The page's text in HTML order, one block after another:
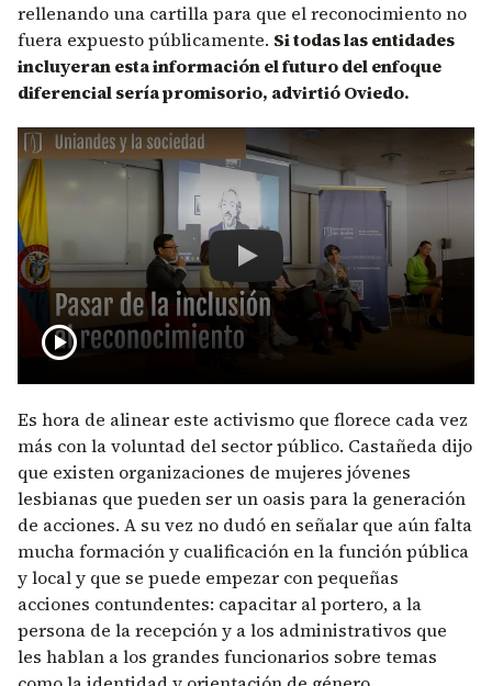
rellenando una cartilla para que el reconocimiento no
fuera expuesto públicamente. Si todas las entidades
incluyeran esta información el futuro del enfoque
diferencial sería promisorio, advirtió Oviedo.
Remote video URL
Avances y desafíos en una oferta
play_circle
Es hora de alinear este activismo que florece cada vez
más con la voluntad del sector público. Castañeda dijo
que existen organizaciones de mujeres jóvenes
lesbianas que pueden ser un oasis para la generación
de acciones. A su vez no dudó en señalar que aún falta
mucha formación y cualificación en la función pública
y local y que se puede empezar con pequeñas
acciones contundentes: capacitar al portero, a la
persona de la recepción y a los administrativos que
les hablan a los grandes funcionarios sobre temas